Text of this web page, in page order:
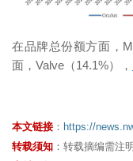
在品牌总份额方面，
面，Valve（14.1%），
本文链接 ： https://
转载须知 ：转载摘编需注